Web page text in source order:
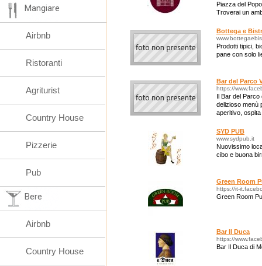
Piazza del
Troverai un
Bottega e
Prodotti tipici,
pane con solo
Bar del Parco
https://
Il Bar del
delizioso menù
aperitivo,
SYD PUB
www.sydpub.it
Nuovissimo
cibo e buona
Green Room
https://it-
Green Room
Bar Il Duca
https://
Bar Il Duca di
Mangiare
Airbnb
Ristoranti
Agriturist
Country House
Pizzerie
Pub
Bere
Airbnb
Country House